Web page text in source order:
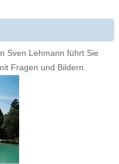
Sven Lehmann führt Sie
Fragen und Bildern.